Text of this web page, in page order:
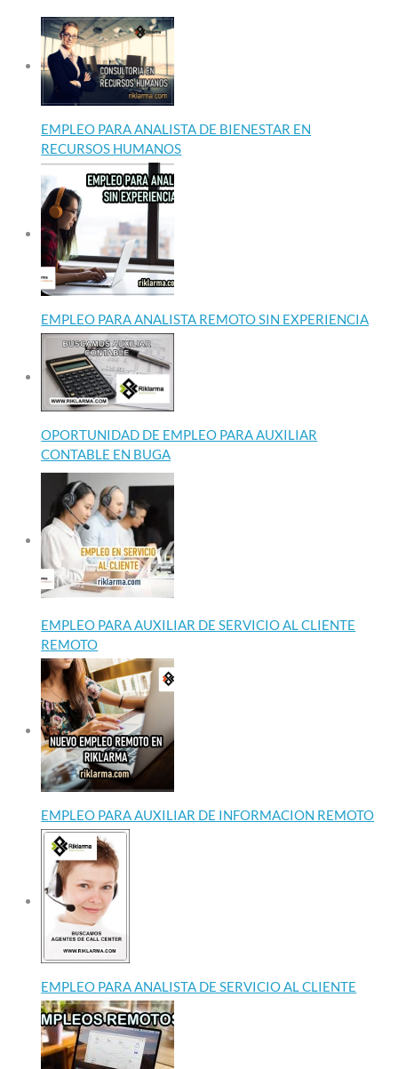
EMPLEO PARA ANALISTA DE BIENESTAR EN
RECURSOS HUMANOS
EMPLEO PARA ANALISTA REMOTO SIN EXPERIENCIA
OPORTUNIDAD DE EMPLEO PARA AUXILIAR
CONTABLE EN BUGA
EMPLEO PARA AUXILIAR DE SERVICIO AL CLIENTE
REMOTO
EMPLEO PARA AUXILIAR DE INFORMACION REMOTO
EMPLEO PARA ANALISTA DE SERVICIO AL CLIENTE